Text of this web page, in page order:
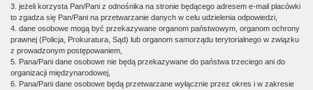
3. jeżeli korzysta Pan/Pani z odnośnika na stronie będącego adresem e-mail placówki
to zgadza się Pan/Pani na przetwarzanie danych w celu udzielenia odpowiedzi,
4. dane osobowe mogą być przekazywane organom państwowym, organom ochrony
prawnej (Policja, Prokuratura, Sąd) lub organom samorządu terytorialnego w związku
z prowadzonym postępowaniem,
5. Pana/Pani dane osobowe nie będą przekazywane do państwa trzeciego ani do
organizacji międzynarodowej,
6. Pana/Pani dane osobowe będą przetwarzane wyłącznie przez okres i w zakresie